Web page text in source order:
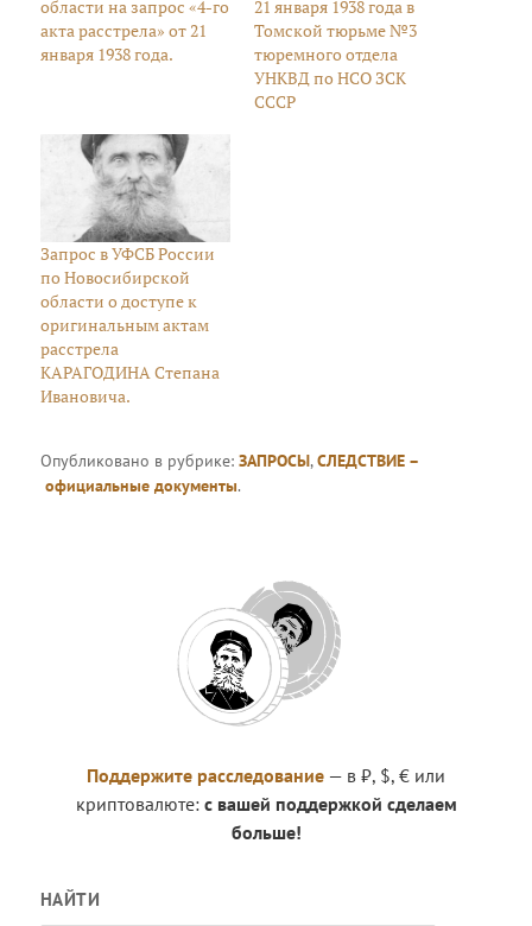
области на запрос «4-го
акта расстрела» от 21
января 1938 года.
21 января 1938 года в
Томской тюрьме №3
тюремного отдела
УНКВД по НСО ЗСК
СССР
Запрос в УФСБ России
по Новосибирской
области о доступе к
оригинальным актам
расстрела
КАРАГОДИНА Степана
Ивановича.
Опубликовано в рубрике:ЗАПРОСЫ,СЛЕДСТВИЕ –
официальные документы.
Поддержите расследование — в ₽, $, € или
криптовалюте: с вашей поддержкой сделаем
больше!
НАЙТИ